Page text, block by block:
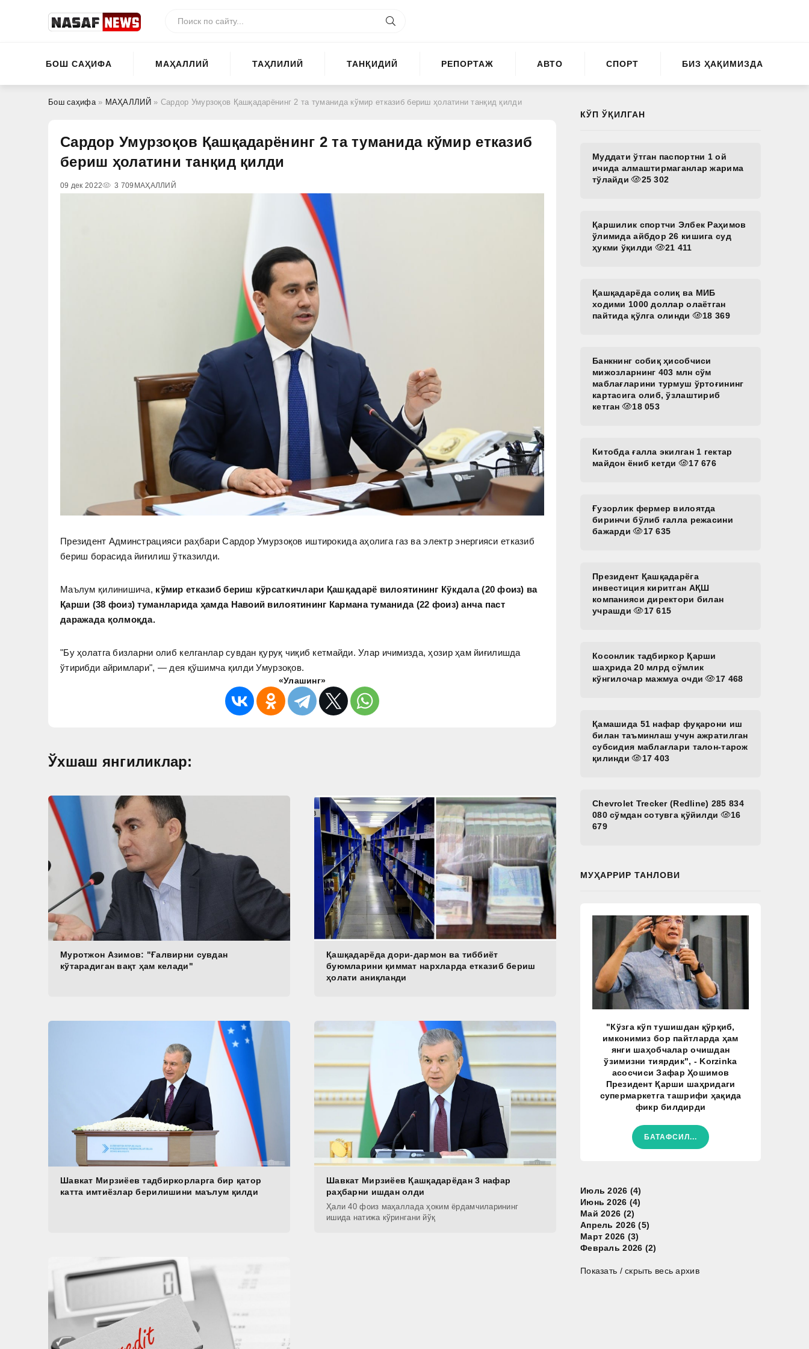
БОШ САҲИФА МАҲАЛЛИЙ ТАҲЛИЛИЙ ТАНҚИДИЙ РЕПОРТАЖ АВТО СПОРТ БИЗ ҲАҚИМИЗДА
Бош саҳифа» МАҲАЛЛИЙ » Сардор Умурзоқов Қашқадарёнинг 2 та туманида кўмир етказиб бериш ҳолатини танқид қилди
Сардор Умурзоқов Қашқадарёнинг 2 та туманида кўмир етказиб
бериш ҳолатини танқид қилди
09 дек 2022 3 709 МАҲАЛЛИЙ
Президент Админстрацияси раҳбари Сардор Умурзоқов иштирокида аҳолига газ ва электр энергияси етказиб
бериш борасида йиғилиш ўтказилди.
Маълум қилинишича, кўмир етказиб бериш кўрсаткичлари Қашқадарё вилоятининг Кўкдала (20 фоиз) ва
Қарши (38 фоиз) туманларида ҳамда Навоий вилоятининг Кармана туманида (22 фоиз) анча паст
даражада қолмоқда.
"Бу ҳолатга бизларни олиб келганлар сувдан қуруқ чиқиб кетмайди. Улар ичимизда, ҳозир ҳам йиғилишда
ўтирибди айримлари", — дея қўшимча қилди Умурзоқов.
«Улашинг»
Ўхшаш янгиликлар:
Муротжон Азимов: "Ғалвирни сувдан
кўтарадиган вақт ҳам келади"
Қашқадарёда дори-дармон ва тиббиёт
буюмларини қиммат нархларда етказиб бериш
ҳолати аниқланди
Шавкат Мирзиёев тадбиркорларга бир қатор
катта имтиёзлар берилишини маълум қилди
Шавкат Мирзиёев Қашқадарёдан 3 нафар
раҳбарни ишдан олди
Ҳали 40 фоиз маҳаллада ҳоким ёрдамчиларининг
ишида натижа кўрингани йўқ
КЎП ЎҚИЛГАН
Муддати ўтган паспортни 1 ой
ичида алмаштирмаганлар жарима
тўлайди
25 302
Қаршилик спортчи Элбек Раҳимов
ўлимида айбдор 26 кишига суд
ҳукми ўқилди
21 411
Қашқадарёда солиқ ва МИБ
ходими 1000 доллар олаётган
пайтида қўлга олинди
18 369
Банкнинг собиқ ҳисобчиси
мижозларнинг 403 млн сўм
маблағларини турмуш ўртоғининг
картасига олиб, ўзлаштириб
кетган
18 053
Китобда ғалла экилган 1 гектар
майдон ёниб кетди
17 676
Ғузорлик фермер вилоятда
биринчи бўлиб ғалла режасини
бажарди
17 635
Президент Қашқадарёга
инвестиция киритган АҚШ
компанияси директори билан
учрашди
17 615
Косонлик тадбиркор Қарши
шаҳрида 20 млрд сўмлик
кўнгилочар мажмуа очди
17 468
Қамашида 51 нафар фуқарони иш
билан таъминлаш учун ажратилган
субсидия маблағлари талон-тарож
қилинди
17 403
Chevrolet Trecker (Redline) 285 834
080 сўмдан сотувга қўйилди
16
679
МУҲАРРИР ТАНЛОВИ
"Кўзга кўп тушишдан қўрқиб,
имконимиз бор пайтларда ҳам
янги шаҳобчалар очишдан
ўзимизни тиярдик", - Korzinka
асосчиси Зафар Ҳошимов
Президент Қарши шаҳридаги
супермаркетга ташрифи ҳақида
фикр билдирди
БАТАФСИЛ...
Июль 2026 (4)
Июнь 2026 (4)
Май 2026 (2)
Апрель 2026 (5)
Март 2026 (3)
Февраль 2026 (2)
Показать / скрыть весь архив